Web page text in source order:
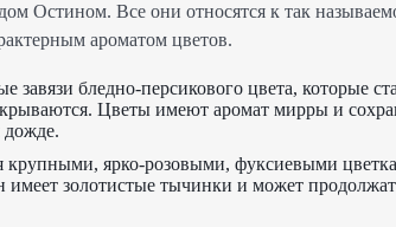
Остином. Все они относятся к так
ароматом цветов.
завязи бледно-персикового цвета, которые
Цветы имеют аромат мирры и
дожде.
крупными, ярко-розовыми, фуксиевыми
имеет золотистые тычинки и может